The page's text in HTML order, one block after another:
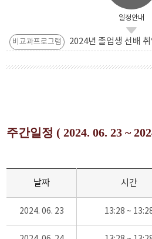
일정안내
비교과프로그램 2024년 졸업생 선배
주간일정 ( 2024. 06. 23 ~
날짜 시간
2024. 06. 23 13:28 ~